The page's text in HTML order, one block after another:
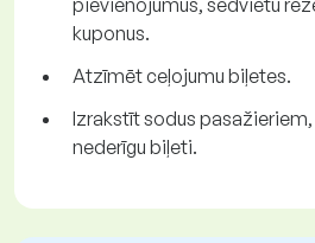
pievienojumus, sēdvietu
kuponus.
Atzīmēt ceļojumu biļetes.
Izrakstīt sodus pasažieriem,
nederīgu biļeti.